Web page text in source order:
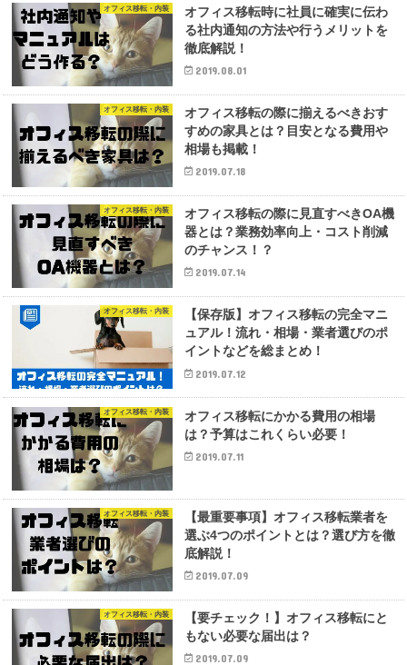
オフィス移転・内装
オフィス移転時に社員に確実に伝わ
る社内通知の方法や行うメリットを
徹底解説！
2019.08.01
オフィス移転・内装
オフィス移転の際に揃えるべきおす
すめの家具とは？目安となる費用や
相場も掲載！
2019.07.18
オフィス移転・内装
オフィス移転の際に見直すべきOA機
器とは？業務効率向上・コスト削減
のチャンス！？
2019.07.14
オフィス移転・内装
【保存版】オフィス移転の完全マニ
ュアル！流れ・相場・業者選びのポ
イントなどを総まとめ！
2019.07.12
オフィス移転・内装
オフィス移転にかかる費用の相場
は？予算はこれくらい必要！
2019.07.11
オフィス移転・内装
【最重要事項】オフィス移転業者を
選ぶ4つのポイントとは？選び方を徹
底解説！
2019.07.09
オフィス移転・内装
【要チェック！】オフィス移転にと
もない必要な届出は？
2019.07.09